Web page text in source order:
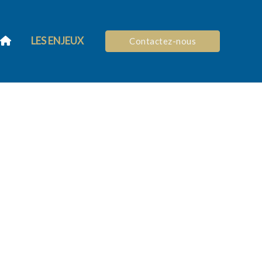
LES ENJEUX Contactez-nous